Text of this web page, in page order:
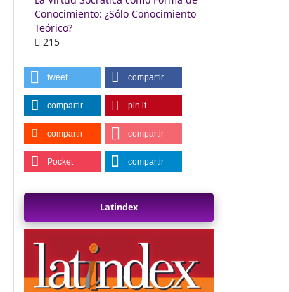
Conocimiento: ¿Sólo Conocimiento
Teórico?
215
tweet compartir
compartir pin it
compartir compartir
Pocket compartir
Latindex